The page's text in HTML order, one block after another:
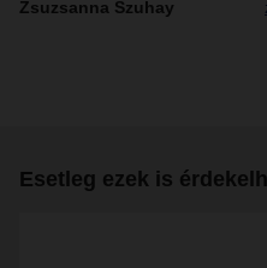
Zsuzsanna Szuhay
Esetleg ezek is